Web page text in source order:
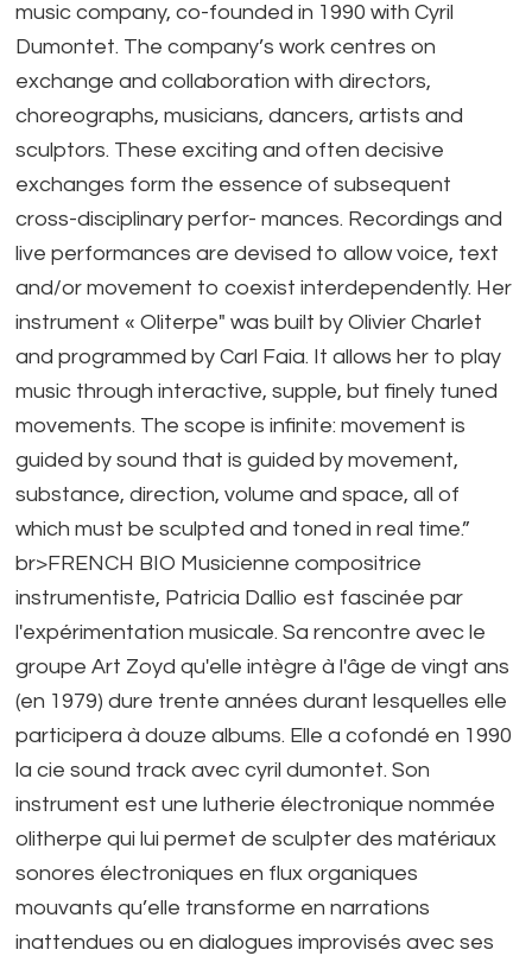
music company, co-founded in 1990 with Cyril
Dumontet. The company’s work centres on
exchange and collaboration with directors,
choreographs, musicians, dancers, artists and
sculptors. These exciting and often decisive
exchanges form the essence of subsequent
cross-disciplinary perfor- mances. Recordings and
live performances are devised to allow voice, text
and/or movement to coexist interdependently. Her
instrument « Oliterpe" was built by Olivier Charlet
and programmed by Carl Faia. It allows her to play
music through interactive, supple, but finely tuned
movements. The scope is infinite: movement is
guided by sound that is guided by movement,
substance, direction, volume and space, all of
which must be sculpted and toned in real time.”
br>FRENCH BIO Musicienne compositrice
instrumentiste, Patricia Dallio est fascinée par
l'expérimentation musicale. Sa rencontre avec le
groupe Art Zoyd qu'elle intègre à l'âge de vingt ans
(en 1979) dure trente années durant lesquelles elle
participera à douze albums. Elle a cofondé en 1990
la cie sound track avec cyril dumontet. Son
instrument est une lutherie électronique nommée
olitherpe qui lui permet de sculpter des matériaux
sonores électroniques en flux organiques
mouvants qu’elle transforme en narrations
inattendues ou en dialogues improvisés avec ses